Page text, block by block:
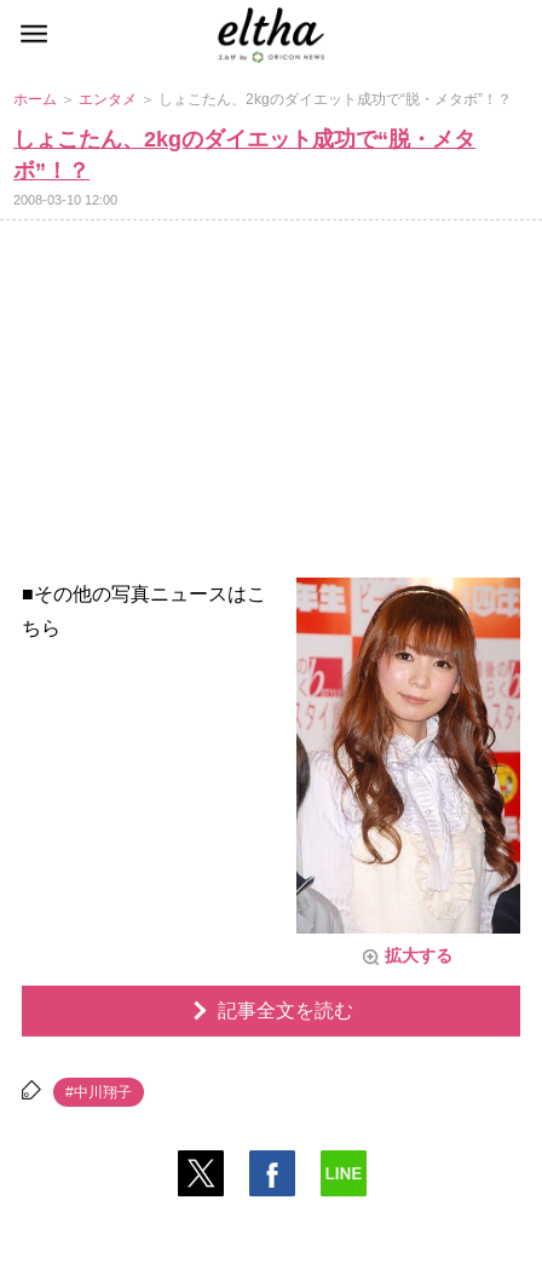
ホーム ＞ エンタメ ＞ しょこたん、2kgのダイエット成功で“脱・メタボ”！？
しょこたん、2kgのダイエット成功で“脱・メタ
ボ”！？
2008-03-10 12:00
拡大する
■その他の写真ニュースはこ
ちら
記事全文を読む
#中川翔子